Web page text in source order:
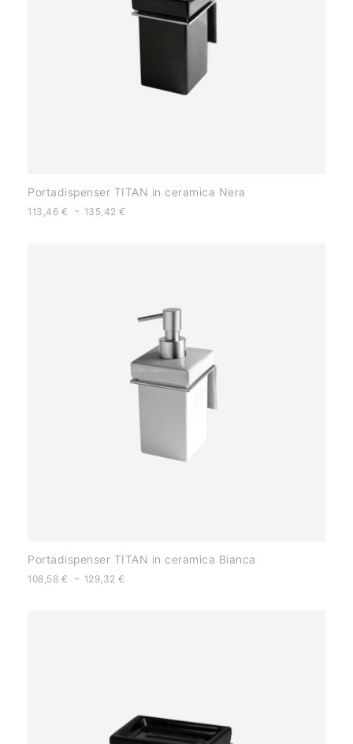
Portadispenser TITAN in ceramica Nera
113,46 € - 135,42€
Portadispenser TITAN in ceramica Bianca
108,58 € - 129,32€